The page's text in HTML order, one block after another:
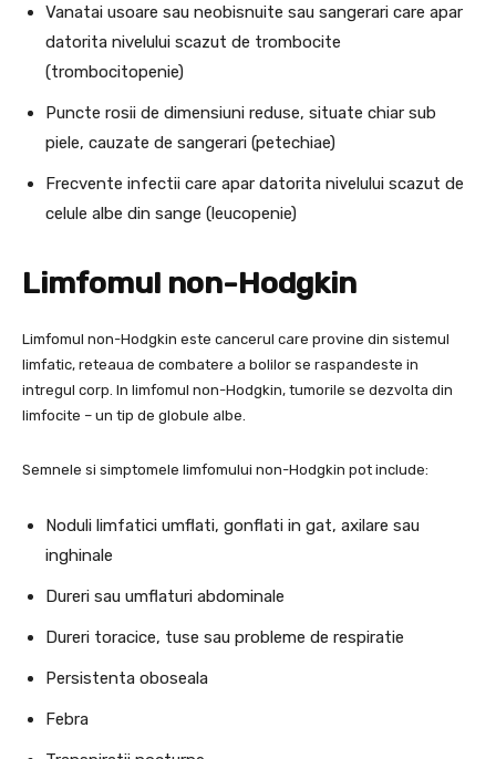
Vanatai usoare sau neobisnuite sau sangerari care apar
datorita nivelului scazut de trombocite
(trombocitopenie)
Puncte rosii de dimensiuni reduse, situate chiar sub
piele, cauzate de sangerari (petechiae)
Frecvente infectii care apar datorita nivelului scazut de
celule albe din sange (leucopenie)
Limfomul non-Hodgkin
Limfomul non-Hodgkin este cancerul care provine din sistemul
limfatic, reteaua de combatere a bolilor se raspandeste in
intregul corp. In limfomul non-Hodgkin, tumorile se dezvolta din
limfocite – un tip de globule albe.
Semnele si simptomele limfomului non-Hodgkin pot include:
Noduli limfatici umflati, gonflati in gat, axilare sau
inghinale
Dureri sau umflaturi abdominale
Dureri toracice, tuse sau probleme de respiratie
Persistenta oboseala
Febra